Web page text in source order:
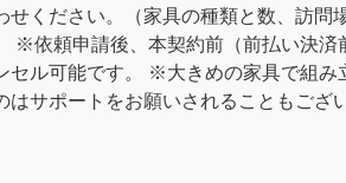
せください。（家具の種類と数、訪問
※依頼申請後、本契約前（前払い決済
セル可能です。 ※大きめの家具で組み
はサポートをお願いされることもござ